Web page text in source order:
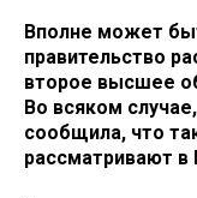
Вполне может
правительство
второе высшее
Во всяком
сообщила, что
рассматривают